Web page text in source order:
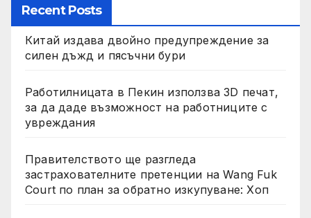
Recent Posts
Китай издава двойно предупреждение за
силен дъжд и пясъчни бури
Работилницата в Пекин използва 3D печат,
за да даде възможност на работниците с
увреждания
Правителството ще разгледа
застрахователните претенции на Wang Fuk
Court по план за обратно изкупуване: Хоп